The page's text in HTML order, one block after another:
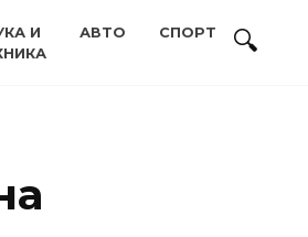
И
АВТО СПОРТ